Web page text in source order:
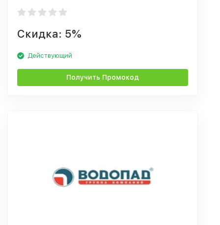
Скидка: 5%
Действующий
Получить Промокод